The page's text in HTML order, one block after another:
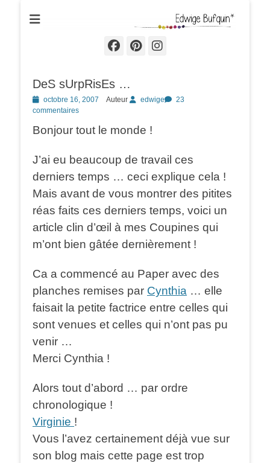
Edwige Bufquin
Facebook
Pinterest
Instagram
DeS sUrpRisEs …
Posted
on
octobre 16, 2007 Auteur edwige
23
commentaires
Bonjour tout le monde !
J’ai eu beaucoup de travail ces
derniers temps … ceci explique cela !
Mais avant de vous montrer des pitites
réas faits ces derniers temps, voici un
article clin d’œil à mes Coupines qui
m’ont bien gâtée dernièrement !
Ca a commencé au Paper avec des
planches remises par Cynthia … elle
faisait la petite factrice entre celles qui
sont venues et celles qui n’ont pas pu
venir …
Merci Cynthia !
Alors tout d’abord … par ordre
chronologique !
Virginie !
Vous l’avez certainement déjà vue sur
son blog mais cette page est trop